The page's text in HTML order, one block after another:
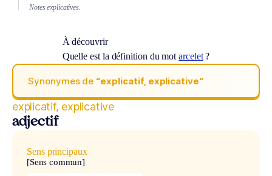
Notes explicatives.
À découvrir
Quelle est la définition du motarcelet?
Synonymes de “explicatif, explicative“
explicatif, explicative
adjectif
Sens principaux
[Sens commun]